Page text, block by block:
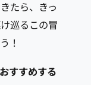
たら、きっ
巡るこの冒
！
すすめする